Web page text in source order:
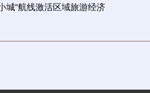
城”航线激活区域旅游经济